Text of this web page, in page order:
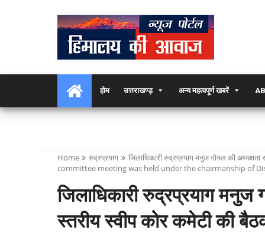
होम उत्तराखण्ड़ अन्य महत्वपूर्ण खबरें
Home रुद्रप्रयाग
जिलाधिकारी रुद्रप्रयाग मनुज गोयल की
committee meeting was held under the chairmanship of
जिलाधिकारी रुद्रप्रयाग मनुज
स्तरीय स्वीप कोर कमेटी की